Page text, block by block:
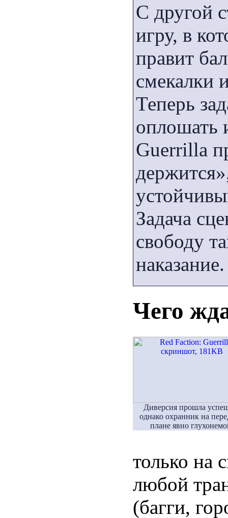
С другой
игру, в
правит
смекалки
Теперь
оплошать
Guerrilla
Задача
свободу
наказание.
Чего
Диверсия прошла
однако охранник на
плане явно
только на
любой
(багги,